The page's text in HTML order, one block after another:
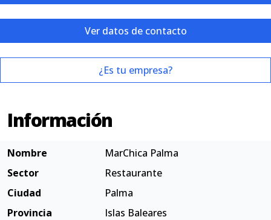
Ver datos de contacto
¿Es tu empresa?
Información
Nombre
MarChica Palma
Sector
Restaurante
Ciudad
Palma
Provincia
Islas Baleares